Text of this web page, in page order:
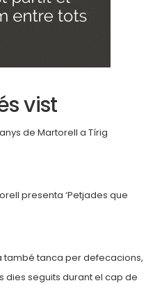
vist
de Martorell a Tírig
presenta ‘Petjades que
també tanca per defecacions,
dies seguits durant el cap de